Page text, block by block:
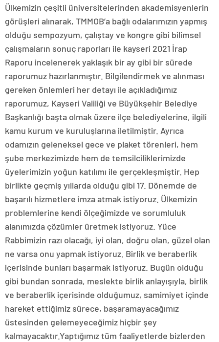
Ülkemizin çeşitli üniversitelerinden akademisyenlerin
görüşleri alınarak, TMMOB’a bağlı odalarımızın yapmış
olduğu sempozyum, çalıştay ve kongre gibi bilimsel
çalışmaların sonuç raporları ile kayseri 2021 İrap
Raporu incelenerek yaklaşık bir ay gibi bir sürede
raporumuz hazırlanmıştır. Bilgilendirmek ve alınması
gereken önlemleri her detayı ile açıkladığımız
raporumuz, Kayseri Valiliği ve Büyükşehir Belediye
Başkanlığı başta olmak üzere ilçe belediyelerine, ilgili
kamu kurum ve kuruluşlarına iletilmiştir. Ayrıca
odamızın geleneksel gece ve plaket törenleri, hem
şube merkezimizde hem de temsilciliklerimizde
üyelerimizin yoğun katılımı ile gerçekleşmiştir. Hep
birlikte geçmiş yıllarda olduğu gibi 17. Dönemde de
başarılı hizmetlere imza atmak istiyoruz. Ülkemizin
problemlerine kendi ölçeğimizde ve sorumluluk
alanımızda çözümler üretmek istiyoruz. Yüce
Rabbimizin razı olacağı, iyi olan, doğru olan, güzel olan
ne varsa onu yapmak istiyoruz. Birlik ve beraberlik
içerisinde bunları başarmak istiyoruz. Bugün olduğu
gibi bundan sonrada, meslekte birlik anlayışıyla, birlik
ve beraberlik içerisinde olduğumuz, samimiyet içinde
hareket ettiğimiz sürece, başaramayacağımız
üstesinden gelemeyeceğimiz hiçbir şey
kalmayacaktır.Yaptığımız tüm faaliyetlerde bizlerden